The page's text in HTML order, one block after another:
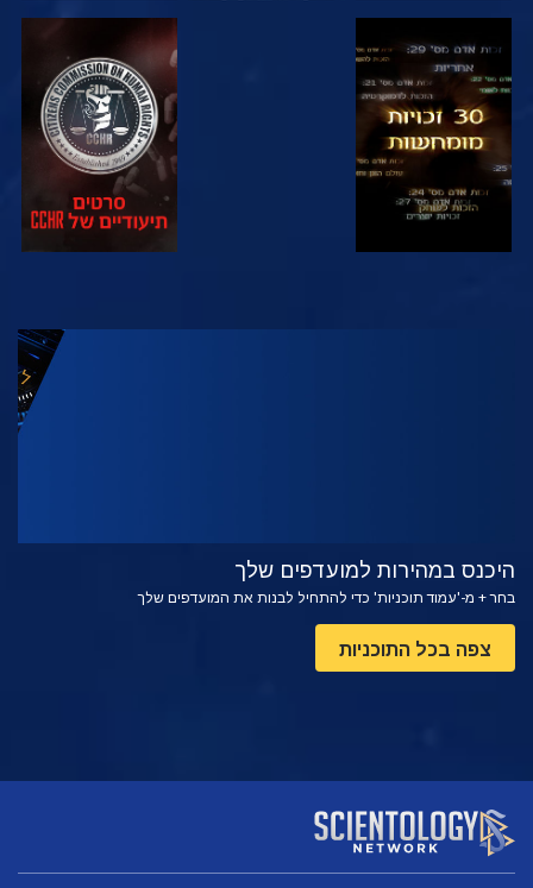
צפה צפה
בדוק את הסדרה
היכנס במהירות למועדפים שלך
בחר + מ-'עמוד תוכניות' כדי להתחיל לבנות את המועדפים שלך
צפה בכל התוכניות